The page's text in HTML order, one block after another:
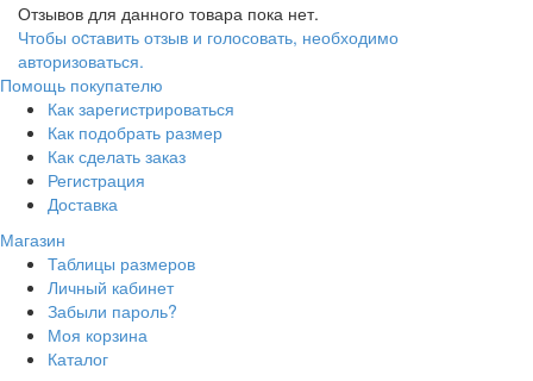
Отзывов для данного товара пока нет.
Чтобы оcтавить отзыв и голосовать, необходимо
авторизоваться.
Помощь покупателю
Как зарегистрироваться
Как подобрать размер
Как сделать заказ
Регистрация
Доставка
Магазин
Таблицы размеров
Личный кабинет
Забыли пароль?
Моя корзина
Каталог